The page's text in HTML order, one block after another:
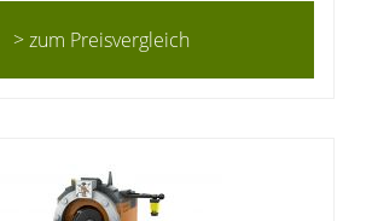
> zum Preisvergleich